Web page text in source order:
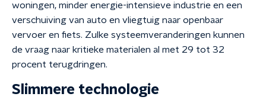
woningen, minder energie-intensieve industrie en een
verschuiving van auto en vliegtuig naar openbaar
vervoer en fiets. Zulke systeemveranderingen kunnen
de vraag naar kritieke materialen al met 29 tot 32
procent terugdringen.
Slimmere technologie